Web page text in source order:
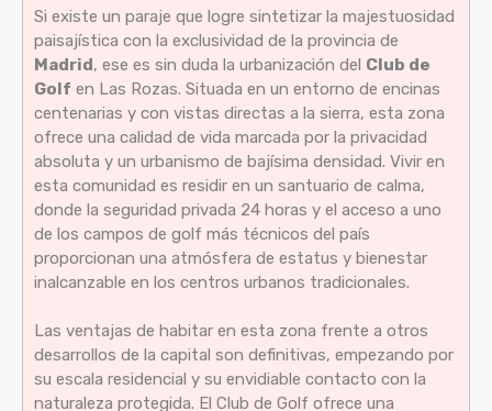
Si existe un paraje que logre sintetizar la majestuosidad
paisajística con la exclusividad de la provincia de
Madrid, ese es sin duda la urbanización del Club de
Golf en Las Rozas. Situada en un entorno de encinas
centenarias y con vistas directas a la sierra, esta zona
ofrece una calidad de vida marcada por la privacidad
absoluta y un urbanismo de bajísima densidad. Vivir en
esta comunidad es residir en un santuario de calma,
donde la seguridad privada 24 horas y el acceso a uno
de los campos de golf más técnicos del país
proporcionan una atmósfera de estatus y bienestar
inalcanzable en los centros urbanos tradicionales.
Las ventajas de habitar en esta zona frente a otros
desarrollos de la capital son definitivas, empezando por
su escala residencial y su envidiable contacto con la
naturaleza protegida. El Club de Golf ofrece una